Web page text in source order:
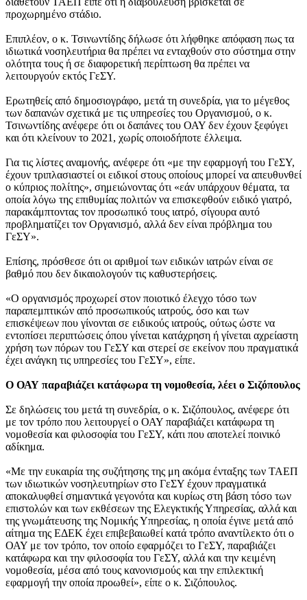
προχωρημένο στάδιο.
Επιπλέον, ο κ. Τσινωντίδης δήλωσε ότι λήφθηκε απόφαση πως τα
ιδιωτικά νοσηλευτήρια θα πρέπει να ενταχθούν στο σύστημα στην
ολότητα τους ή σε διαφορετική περίπτωση θα πρέπει να
λειτουργούν εκτός ΓεΣΥ.
Ερωτηθείς από δημοσιογράφο, μετά τη συνεδρία, για το μέγεθος
των δαπανών σχετικά με τις υπηρεσίες του Οργανισμού, ο κ.
Τσινωντίδης ανέφερε ότι οι δαπάνες του ΟΑΥ δεν έχουν ξεφύγει
και ότι κλείνουν το 2021, χωρίς οποιοδήποτε έλλειμα.
Για τις λίστες αναμονής, ανέφερε ότι «με την εφαρμογή του ΓεΣΥ,
έχουν τριπλασιαστεί οι ειδικοί στους οποίους μπορεί να απευθυνθεί
ο κύπριος πολίτης», σημειώνοντας ότι «εάν υπάρχουν θέματα, τα
οποία λόγω της επιθυμίας πολιτών να επισκεφθούν ειδικό γιατρό,
παρακάμπτοντας τον προσωπικό τους ιατρό, σίγουρα αυτό
προβληματίζει τον Οργανισμό, αλλά δεν είναι πρόβλημα του
ΓεΣΥ».
Επίσης, πρόσθεσε ότι οι αριθμοί των ειδικών ιατρών είναι σε
βαθμό που δεν δικαιολογούν τις καθυστερήσεις.
«Ο οργανισμός προχωρεί στον ποιοτικό έλεγχο τόσο των
παραπεμπτικών από προσωπικούς ιατρούς, όσο και των
επισκέψεων που γίνονται σε ειδικούς ιατρούς, ούτως ώστε να
εντοπίσει περιπτώσεις όπου γίνεται κατάχρηση ή γίνεται αχρείαστη
χρήση των πόρων του ΓεΣΥ και στερεί σε εκείνον που πραγματικά
έχει ανάγκη τις υπηρεσίες του ΓεΣΥ», είπε.
Ο ΟΑΥ παραβιάζει κατάφωρα τη νομοθεσία, λέει ο Σιζόπουλος
Σε δηλώσεις του μετά τη συνεδρία, ο κ. Σιζόπουλος, ανέφερε ότι
με τον τρόπο που λειτουργεί ο ΟΑΥ παραβιάζει κατάφωρα τη
νομοθεσία και φιλοσοφία του ΓεΣΥ, κάτι που αποτελεί ποινικό
αδίκημα.
«Με την ευκαιρία της συζήτησης της μη ακόμα ένταξης των ΤΑΕΠ
των ιδιωτικών νοσηλευτηρίων στο ΓεΣΥ έχουν πραγματικά
αποκαλυφθεί σημαντικά γεγονότα και κυρίως στη βάση τόσο των
επιστολών και των εκθέσεων της Ελεγκτικής Υπηρεσίας, αλλά και
της γνωμάτευσης της Νομικής Υπηρεσίας, η οποία έγινε μετά από
αίτημα της ΕΔΕΚ έχει επιβεβαιωθεί κατά τρόπο αναντίλεκτο ότι ο
ΟΑΥ με τον τρόπο, τον οποίο εφαρμόζει το ΓεΣΥ, παραβιάζει
κατάφωρα και την φιλοσοφία του ΓεΣΥ, αλλά και την κειμένη
νομοθεσία, μέσα από τους κανονισμούς και την επιλεκτική
εφαρμογή την οποία προωθεί», είπε ο κ. Σιζόπουλος.